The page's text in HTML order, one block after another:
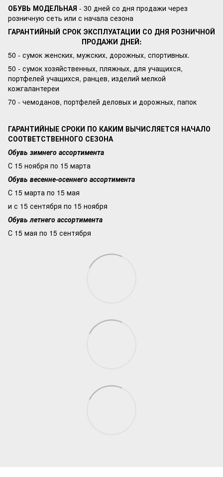
ОБУВЬ МОДЕЛЬНАЯ - 30 дней со дня продажи через
розничную сеть или с начала сезона
ГАРАНТИЙНЫЙ СРОК ЭКСПЛУАТАЦИИ СО ДНЯ РОЗНИЧНОЙ
ПРОДАЖИ ДНЕЙ:
50 - сумок женских, мужских, дорожных, спортивных.
50 - сумок хозяйственных, пляжных, для учащихся,
портфелей учащихся, ранцев, изделий мелкой
кожгалантереи
70 - чемоданов, портфелей деловых и дорожных, папок
ГАРАНТИЙНЫЕ СРОКИ ПО КАКИМ ВЫЧИСЛЯЕТСЯ НАЧАЛО
СООТВЕТСТВЕННОГО СЕЗОНА
Обувь зимнего ассортимента
С 15 ноября по 15 марта
Обувь весенне-осеннего ассортимента
С 15 марта по 15 мая
и с 15 сентября по 15 ноября
Обувь летнего ассортимента
С 15 мая по 15 сентября